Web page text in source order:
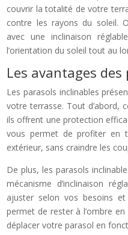
couvrir la totalité de votre
contre les rayons du soleil.
avec une inclinaison
l’orientation du soleil tout au
Les avantages
Les parasols inclinables
votre terrasse. Tout d’abord,
ils offrent une protection
vous permet de profiter en
extérieur, sans craindre les
De plus, les parasols
mécanisme d’inclinaison
ajuster selon vos besoins
permet de rester à l’ombre
déplacer votre parasol en